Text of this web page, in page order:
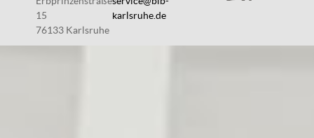
15
76133 Karlsruhe
karlsruhe.de